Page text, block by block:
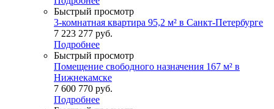
Быстрый просмотр
3-комнатная квартира 95,2 м² в Санкт-Петербурге
7 223 277 руб.
Подробнее
Быстрый просмотр
Помещение свободного назначения 167 м² в
Нижнекамске
7 600 770 руб.
Подробнее